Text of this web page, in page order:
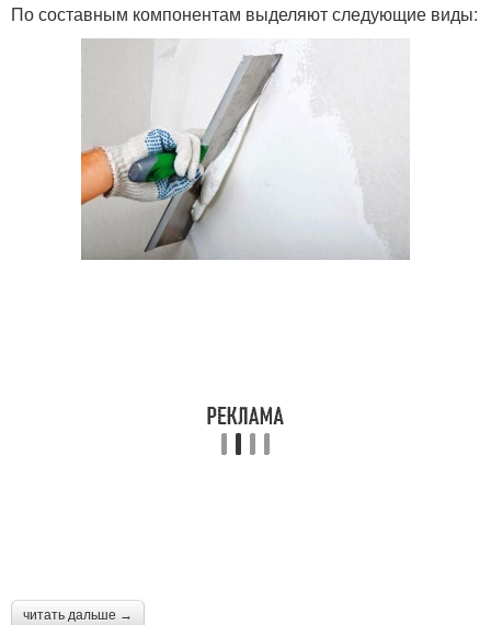
По составным компонентам выделяют следующие виды:
читать дальше →